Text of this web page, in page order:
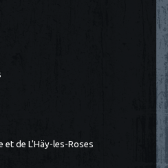
et de L'Häy-les-Roses